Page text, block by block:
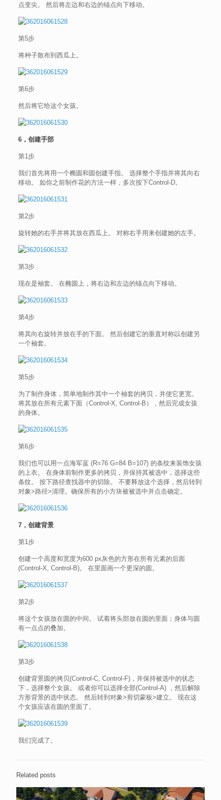
点变尖。 然后将左边和右边的锚点向下移动。
第5步
将种子散布到西瓜上。
第6步
然后将它给这个女孩。
6，创建手部
第1步
我们首先将用一个椭圆和圆创建手指。 选择整个手指并将其向右
移动。 如你之前制作花的方法一样，多次按下Control-D。
第2步
旋转她的右手并将其放在西瓜上。 对称右手用来创建她的左手。
第3步
现在是袖套。 在椭圆上，将右边和左边的锚点向下移动。
第4步
将其向右旋转并放在手的下面。 然后创建它的垂直对称以创建另
一个袖套。
第5步
为了制作身体，简单地制作其中一个袖套的拷贝，并使它更宽。
将其放在所有元素下面（Control-X, Control-B），然后完成女孩
的身体。
第6步
我们也可以用一点海军蓝 (R=76 G=84 B=107) 的条纹来装饰女孩
的上衣。 在身体前制作更多的拷贝，并保持其被选中，选择这些
条纹。 按下路径查找器中的切除。 不要释放这个选择，然后转到
对象>路径>清理。确保所有的小方块被被选中并点击确定。
7，创建背景
第1步
创建一个高度和宽度为600 px灰色的方形在所有元素的后面
(Control-X, Control-B)。 在里面画一个更深的圆。
第2步
将这个女孩放在圆的中间。 试着将头部放在圆的里面；身体与圆
有一点点的叠加。
第3步
创建背景圆的拷贝(Control-C, Control-F)，并保持被选中的状态
下，选择整个女孩。 或者你可以选择全部(Control-A) ，然后解除
方形背景的选中状态。 然后转到对象>剪切蒙板>建立。 现在这
个女孩应该在圆的里面了。
我们完成了。
Related posts